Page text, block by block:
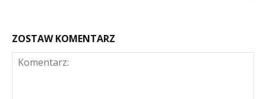
ZOSTAW KOMENTARZ